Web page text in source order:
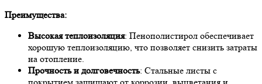
Преимущества:
Высокая теплоизоляция: Пенополистирол обеспечивает
хорошую теплоизоляцию, что позволяет снизить затраты
на отопление.
Прочность и долговечность: Стальные листы с